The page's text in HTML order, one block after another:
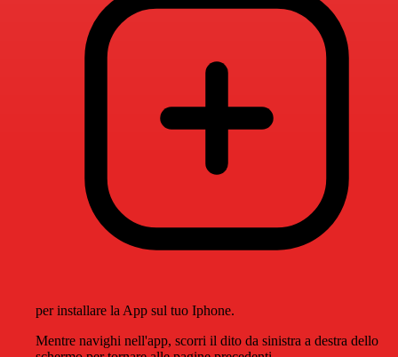
per installare la App sul tuo Iphone.
Mentre navighi nell'app, scorri il dito da sinistra a destra dello